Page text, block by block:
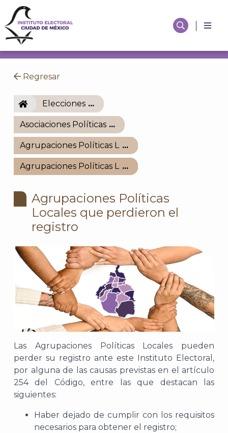
Regresar
IECMElecciones
Asociaciones Políticas
Agrupaciones Políticas Locales
Agrupaciones Políticas Locales que perdieron el
Agrupaciones Políticas
Locales que perdieron el
registro
Las Agrupaciones Políticas Locales pueden
perder su registro ante este Instituto Electoral,
por alguna de las causas previstas en el artículo
254 del Código, entre las que destacan las
siguientes:
Haber dejado de cumplir con los requisitos
necesarios para obtener el registro;